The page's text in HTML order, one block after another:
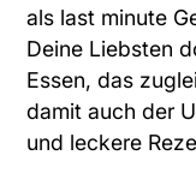
als last minute
Deine Liebsten
Essen, das
damit auch der
und leckere